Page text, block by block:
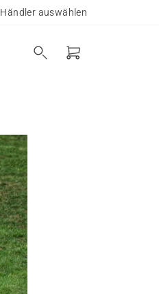
Händler auswählen